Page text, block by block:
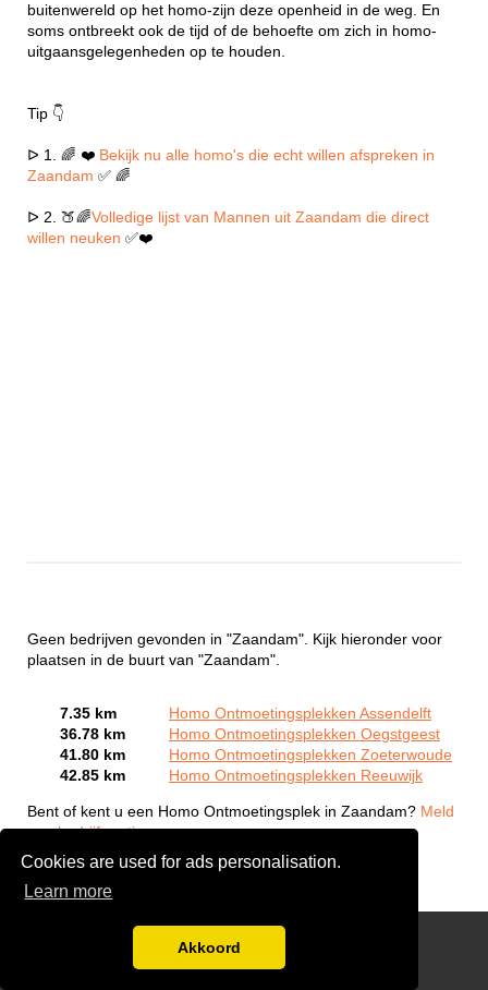
Cookies are used for ads personalisation.
Learn more
Akkoord
buitenwereld op het homo-zijn deze openheid in de weg. En
soms ontbreekt ook de tijd of de behoefte om zich in homo-
uitgaansgelegenheden op te houden.
Tip 👇
ᐅ 1. 🌈 ❤️ Bekijk nu alle homo's die echt willen afspreken in
Zaandam ✅ 🌈
ᐅ 2. 🍑🌈Volledige lijst van Mannen uit Zaandam die direct
willen neuken ✅❤️
Geen bedrijven gevonden in "Zaandam". Kijk hieronder voor
plaatsen in de buurt van "Zaandam".
7.35 km
Homo Ontmoetingsplekken Assendelft
36.78 km
Homo Ontmoetingsplekken Oegstgeest
41.80 km
Homo Ontmoetingsplekken Zoeterwoude
42.85 km
Homo Ontmoetingsplekken Reeuwijk
Bent of kent u een Homo Ontmoetingsplek in Zaandam? Meld
een bedrijf gratis aan